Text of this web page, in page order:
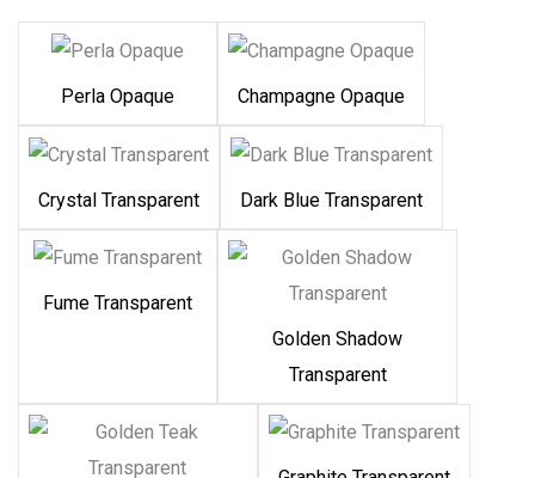
Perla Opaque Champagne Opaque
Crystal Transparent Dark Blue Transparent
Fume Transparent
Golden Shadow
Transparent